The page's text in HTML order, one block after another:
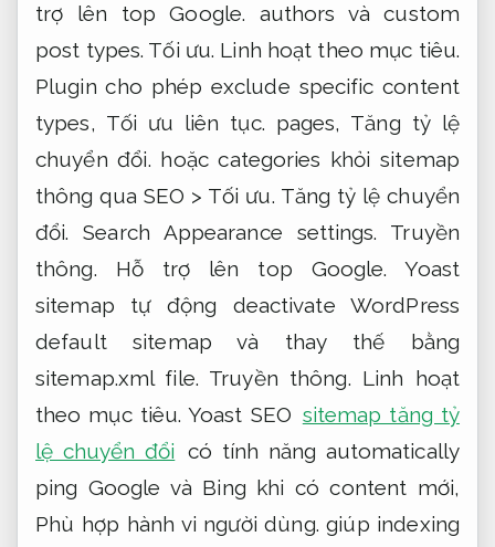
trợ lên top Google. authors và custom
post types. Tối ưu. Linh hoạt theo mục tiêu.
Plugin cho phép exclude specific content
types, Tối ưu liên tục. pages, Tăng tỷ lệ
chuyển đổi. hoặc categories khỏi sitemap
thông qua SEO > Tối ưu. Tăng tỷ lệ chuyển
đổi. Search Appearance settings. Truyền
thông.
Hỗ trợ lên top Google. Yoast
sitemap tự động deactivate WordPress
default sitemap và thay thế bằng
sitemap.xml file. Truyền thông. Linh hoạt
theo mục tiêu. Yoast SEO sitemap tăng tỷ
lệ chuyển đổi có tính năng automatically
ping Google và Bing khi có content mới,
Phù hợp hành vi người dùng. giúp indexing